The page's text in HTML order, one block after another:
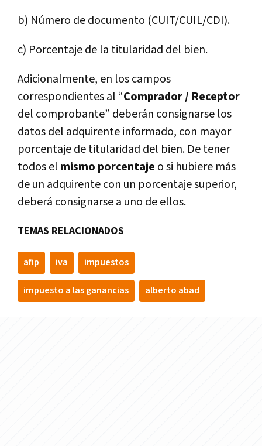
b) Número de documento (CUIT/CUIL/CDI).
c) Porcentaje de la titularidad del bien.
Adicionalmente, en los campos
correspondientes al “Comprador / Receptor
del comprobante” deberán consignarse los
datos del adquirente informado, con mayor
porcentaje de titularidad del bien. De tener
todos el mismo porcentaje o si hubiere más
de un adquirente con un porcentaje superior,
deberá consignarse a uno de ellos.
TEMAS RELACIONADOS
afip iva impuestos
impuesto a las ganancias alberto abad